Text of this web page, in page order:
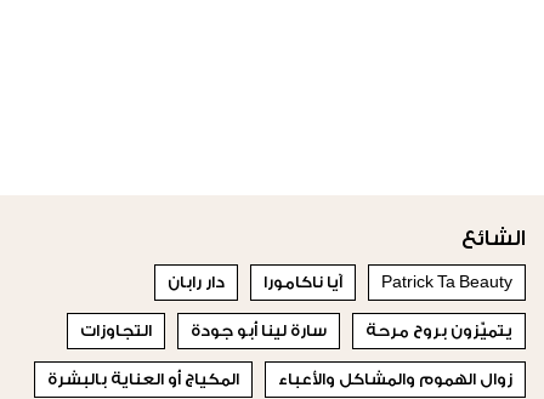
الشائع
Patrick Ta Beauty آيا ناكامورا دار رابان
يتميّزون بروح مرحة سارة لينا أبو جودة التجاوزات
زوال الهموم والمشاكل والأعباء المكياج أو العناية بالبشرة